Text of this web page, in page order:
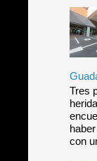
Tres
con